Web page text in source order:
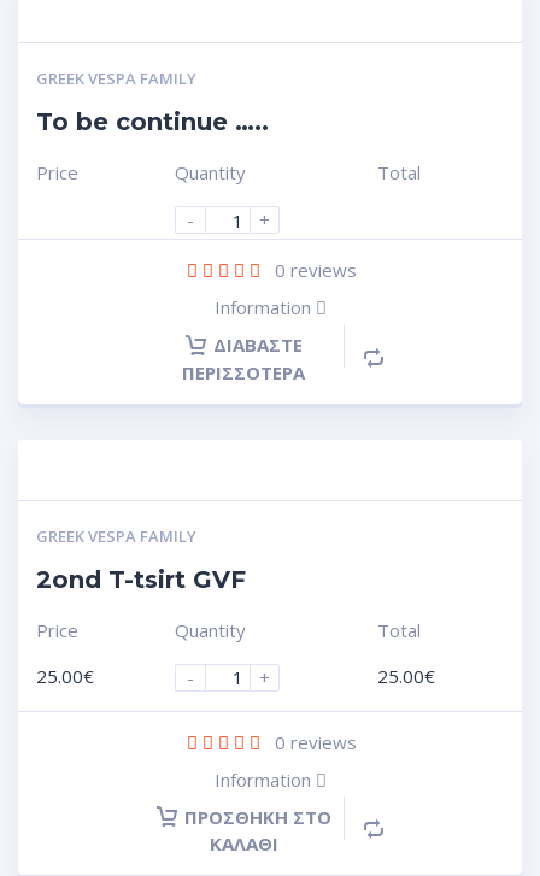
GREEK VESPA FAMILY
To be continue …..
Price
Quantity
-
+
Total
0 reviews
Information
ΔΙΑΒΆΣΤΕ
ΠΕΡΙΣΣΌΤΕΡΑ
GREEK VESPA FAMILY
2ond T-tsirt GVF
Price
25.00€
Quantity
-
+
Total
25.00€
0 reviews
Information
ΠΡΟΣΘΉΚΗ ΣΤΟ
ΚΑΛΆΘΙ